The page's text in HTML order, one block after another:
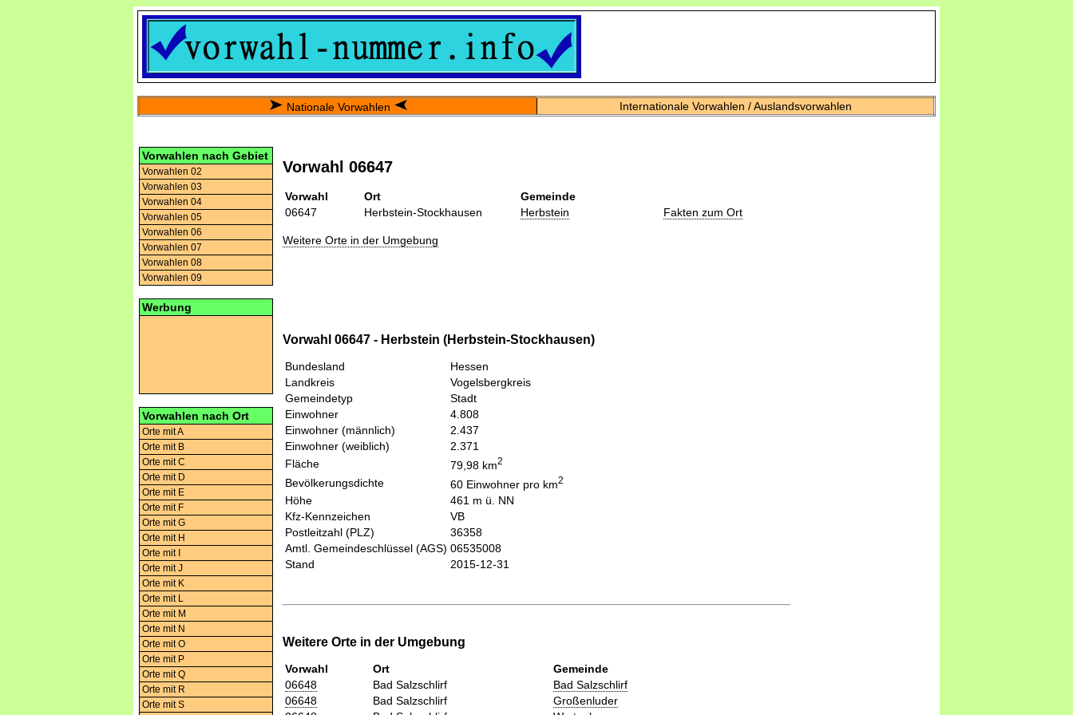
Nationale Vorwahlen Internationale Vorwahlen / Auslandsvorwahlen
Vorwahlen nach Gebiet
Vorwahlen 02
Vorwahlen 03
Vorwahlen 04
Vorwahlen 05
Vorwahlen 06
Vorwahlen 07
Vorwahlen 08
Vorwahlen 09
Werbung
Vorwahlen nach Ort
Orte mit A
Orte mit B
Orte mit C
Orte mit D
Orte mit E
Orte mit F
Orte mit G
Orte mit H
Orte mit I
Orte mit J
Orte mit K
Orte mit L
Orte mit M
Orte mit N
Orte mit O
Orte mit P
Orte mit Q
Orte mit R
Orte mit S
Vorwahl 06647
Vorwahl Ort
Gemeinde
06647
Herbstein-Stockhausen Herbstein Fakten zum Ort
Weitere Orte in der Umgebung
Vorwahl 06647 - Herbstein (Herbstein-Stockhausen)
Bundesland
Hessen
Landkreis
Vogelsbergkreis
Gemeindetyp
Stadt
Einwohner
4.808
Einwohner (männlich)
2.437
Einwohner (weiblich)
2.371
Fläche
79,98 km2
Bevölkerungsdichte 60 Einwohner pro km2
Höhe
461 m ü. NN
Kfz-Kennzeichen
VB
Postleitzahl (PLZ)
36358
Amtl. Gemeindeschlüssel (AGS) 06535008
Stand
2015-12-31
Weitere Orte in der Umgebung
Vorwahl Ort
Gemeinde
06648
Bad Salzschlirf
Bad Salzschlirf
06648
Bad Salzschlirf
Großenluder